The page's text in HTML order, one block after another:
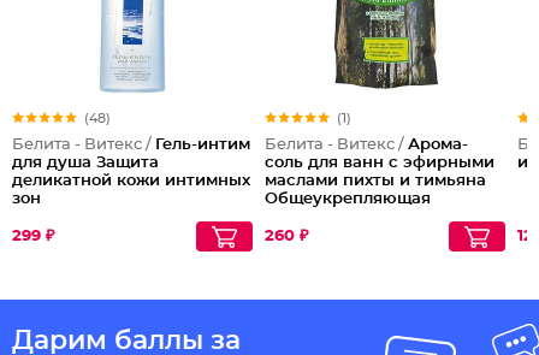
(48)
Белита - Витекс / Гель-интим
для душа Защита
деликатной кожи интимных
зон
299 ₽
(1)
Белита - Витекс / Арома-
соль для ванн с эфирными
маслами пихты и тимьяна
Общеукрепляющая
260 ₽
Дарим баллы за